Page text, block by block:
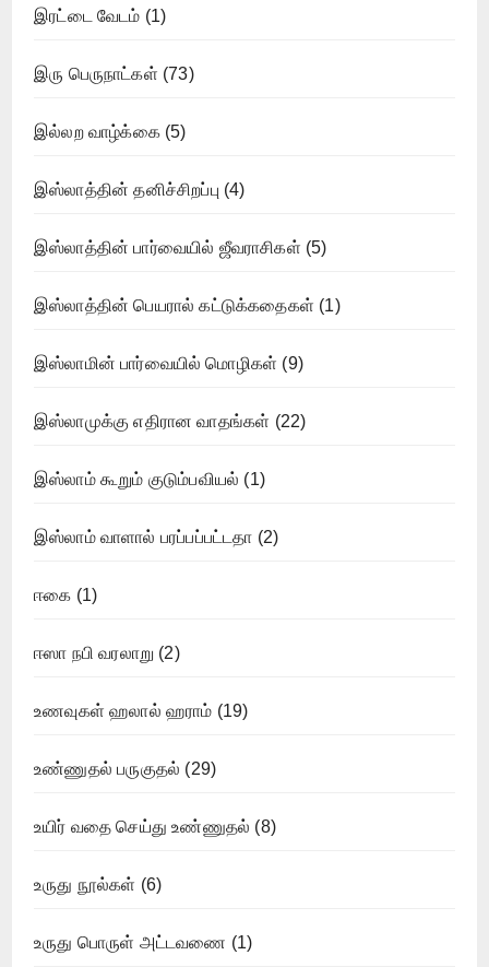
இரட்டை வேடம் (1)
இரு பெருநாட்கள் (73)
இல்லற வாழ்க்கை(5)
இஸ்லாத்தின் தனிச்சிறப்பு (4)
இஸ்லாத்தின் பார்வையில் ஜீவராசிகள் (5)
இஸ்லாத்தின் பெயரால் கட்டுக்கதைகள் (1)
இஸ்லாமின் பார்வையில் மொழிகள் (9)
இஸ்லாமுக்கு எதிரான வாதங்கள் (22)
இஸ்லாம் கூறும் குடும்பவியல் (1)
இஸ்லாம் வாளால் பரப்பப்பட்டதா (2)
ஈகை (1)
ஈஸா நபி வரலாறு (2)
உணவுகள் ஹலால் ஹராம் (19)
உண்ணுதல் பருகுதல் (29)
உயிர் வதை செய்து உண்ணுதல் (8)
உருது நூல்கள் (6)
உருது பொருள் அட்டவணை (1)